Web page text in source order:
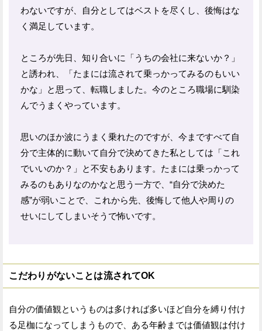
わないですが、自分としてはベストを尽くし、後悔はな
く満足しています。
ところが先日、知り合いに「うちの会社に来ないか？」
と誘われ、「たまには流されて乗っかってみるのもいい
かな」と思って、転職しました。今のところ職場に馴染
んでうまくやっています。
思いのほか波にうまく乗れたのですが、今まですべて自
分で主体的に動いて自分で決めてきた私としては「これ
でいいのか？」と不安もあります。たまには乗っかって
みるのもありなのかなと思う一方で、“自分で決めた
感”が弱いことで、これから先、後悔して他人や周りの
せいにしてしまいそうで怖いです。
こだわりがないことは流されてOK
自分の価値観というものは多ければ多いほど自分を縛り付け
る足枷になってしまうもので、ある年齢までは価値観は付け